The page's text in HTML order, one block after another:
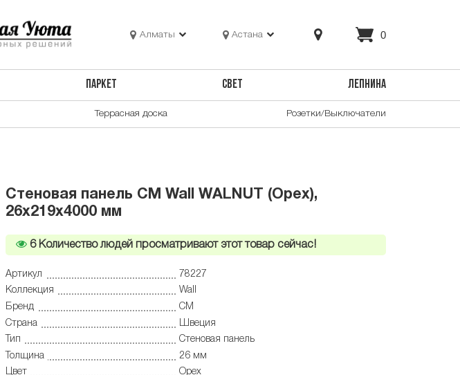
Алматы Астана 0
ПАРКЕТ СВЕТ ЛЕПНИНА
Террасная доска Розетки/Выключатели
Стеновая панель CM Wall WALNUT (Орех),
26x219x4000 мм
6Количество людей просматривают этот товар сейчас!
Артикул
78227
Коллекция
Wall
Бренд
CM
Страна
Швеция
Тип
Cтеновая панель
Толщина
26 мм
Цвет
Орех